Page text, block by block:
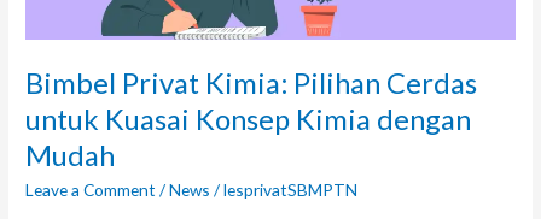
Bimbel Privat Kimia: Pilihan Cerdas
untuk Kuasai Konsep Kimia dengan
Mudah
Leave a Comment /News /lesprivatSBMPTN